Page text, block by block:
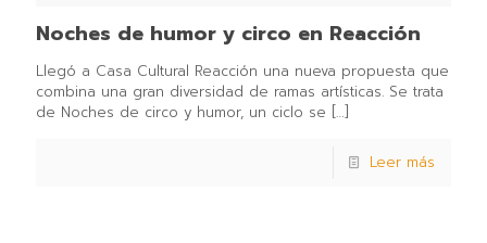
Noches de humor y circo en Reacción
Llegó a Casa Cultural Reacción una nueva propuesta que
combina una gran diversidad de ramas artísticas. Se trata
de Noches de circo y humor, un ciclo se […]
Leer más